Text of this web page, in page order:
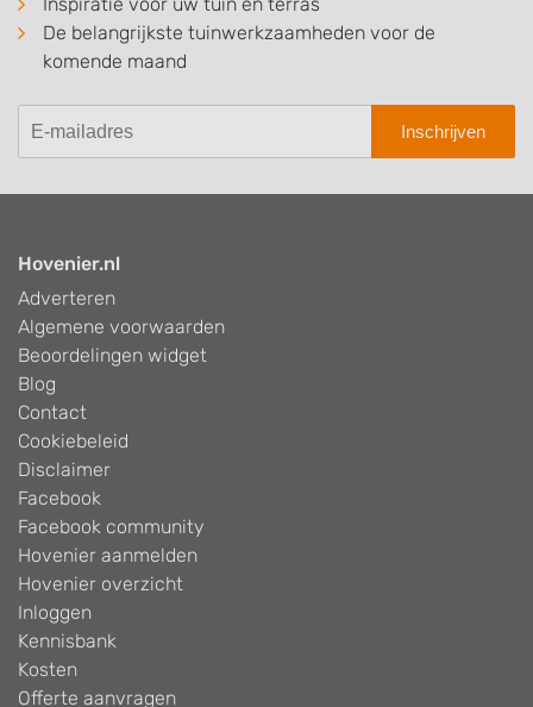
De belangrijkste tuinwerkzaamheden voor de
komende maand
Inschrijven
Hovenier.nl
Adverteren
Algemene voorwaarden
Beoordelingen widget
Blog
Contact
Cookiebeleid
Disclaimer
Facebook
Facebook community
Hovenier aanmelden
Hovenier overzicht
Inloggen
Kennisbank
Kosten
Offerte aanvragen